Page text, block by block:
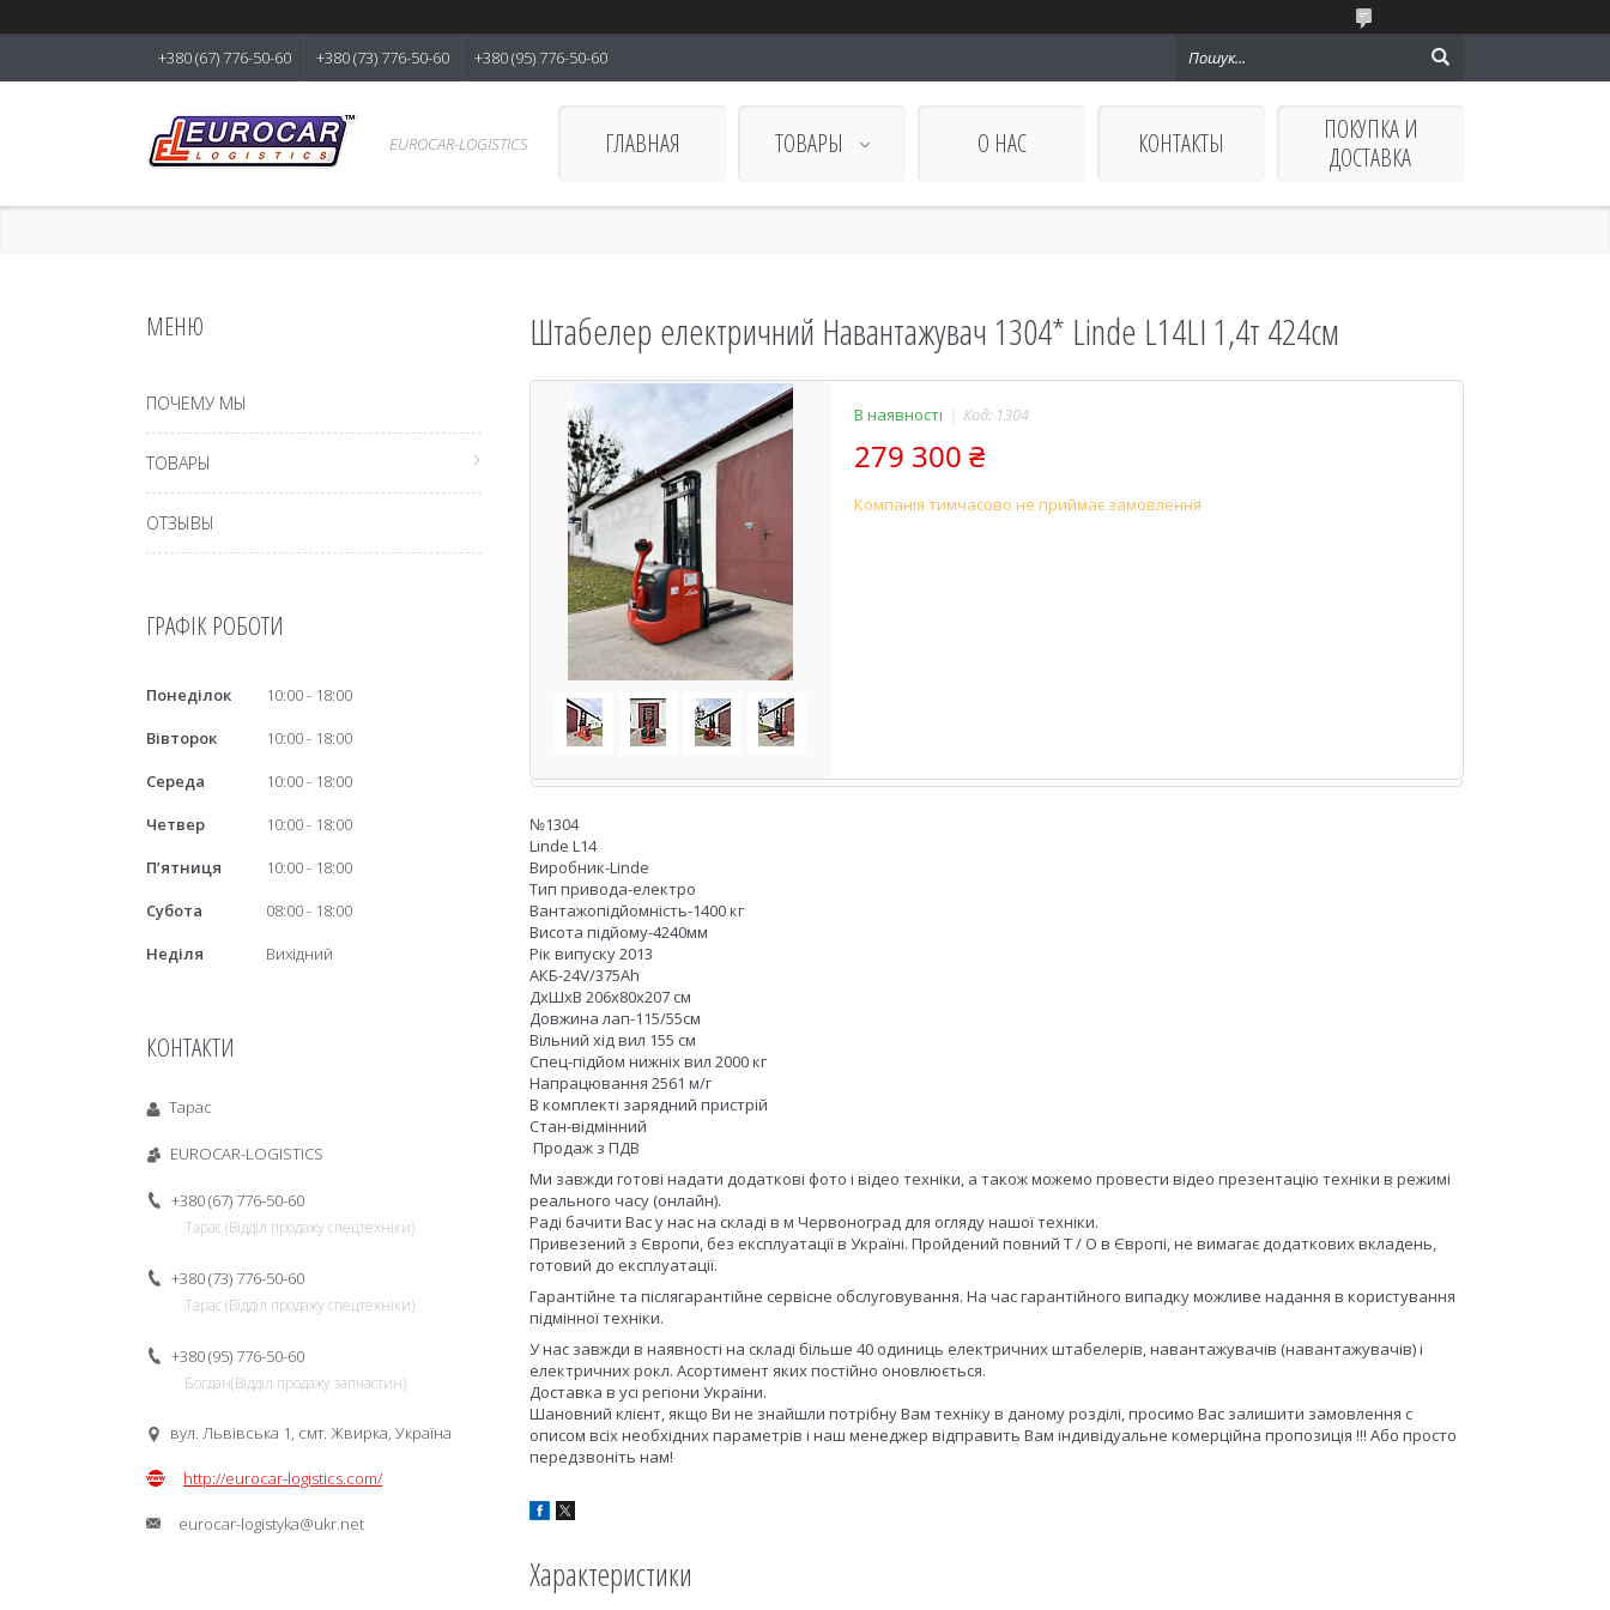
+380 (67) 776-50-60 +380 (73) 776-50-60 +380 (95) 776-50-60
EUROCAR-LOGISTICS ГЛАВНАЯ ТОВАРЫ О НАС КОНТАКТЫ
ПОКУПКА И
ДОСТАВКА
Штабелер електричний Навантажувач 1304* Linde L14LI 1,4т 424см
В наявності Код: 1304
279 300 ₴
Компанія тимчасово не приймає замовлення
№1304
Linde L14
Виробник-Linde
Тип привода-електро
Вантажопідйомність-1400 кг
Висота підйому-4240мм
Рік випуску 2013
АКБ-24V/375Ah
ДхШхВ 206х80х207 см
Довжина лап-115/55см
Вільний хід вил 155 см
Спец-підйом нижніх вил 2000 кг
Напрацювання 2561 м/г
В комплекті зарядний пристрій
Стан-відмінний
Продаж з ПДВ
Ми завжди готові надати додаткові фото і відео техніки, а також можемо провести відео презентацію техніки в режимі
реального часу (онлайн).
Раді бачити Вас у нас на складі в м Червоноград для огляду нашої техніки.
Привезений з Європи, без експлуатації в Україні. Пройдений повний Т / О в Європі, не вимагає додаткових вкладень,
готовий до експлуатації.
Гарантійне та післягарантійне сервісне обслуговування. На час гарантійного випадку можливе надання в користування
підмінної техніки.
У нас завжди в наявності на складі більше 40 одиниць електричних штабелерів, навантажувачів (навантажувачів) і
електричних рокл. Асортимент яких постійно оновлюється.
Доставка в усі регіони України.
Шановний клієнт, якщо Ви не знайшли потрібну Вам техніку в даному розділі, просимо Вас залишити замовлення c
описом всіх необхідних параметрів і наш менеджер відправить Вам індивідуальне комерційна пропозиція !!! Або просто
передзвоніть нам!
Характеристики
ПОЧЕМУ МЫ
ТОВАРЫ
ОТЗЫВЫ
ГРАФІК РОБОТИ
Понеділок 10:00
18:00
Вівторок
10:00
18:00
Середа
10:00
18:00
Четвер
10:00
18:00
Пʼятниця
10:00
18:00
Субота
08:00
18:00
Неділя
Вихідний
КОНТАКТИ
Тарас
EUROCAR-LOGISTICS
+380 (67) 776-50-60
Тарас (Відділ продажу спецтехніки)
+380 (73) 776-50-60
Тарас (Відділ продажу спецтехніки)
+380 (95) 776-50-60
Богдан(Відділ продажу запчастин)
вул. Львівська 1, смт. Жвирка, Україна
http://eurocar-logistics.com/
eurocar-logistyka@ukr.net